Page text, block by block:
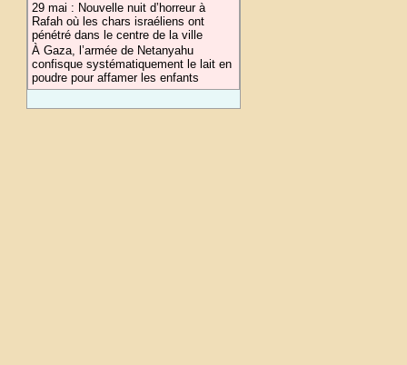
29 mai : Nouvelle nuit d’horreur à
Rafah où les chars israéliens ont
pénétré dans le centre de la ville
À Gaza, l’armée de Netanyahu
confisque systématiquement le lait en
poudre pour affamer les enfants